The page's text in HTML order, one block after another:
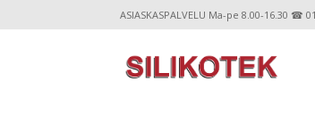
ASIASKASPALVELU Ma-pe 8.00-16.30 ☎